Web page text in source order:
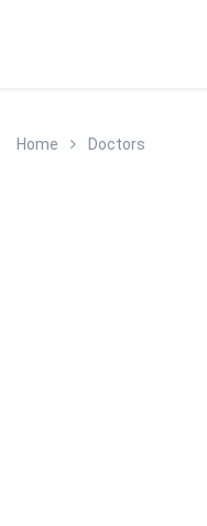
Home Doctors